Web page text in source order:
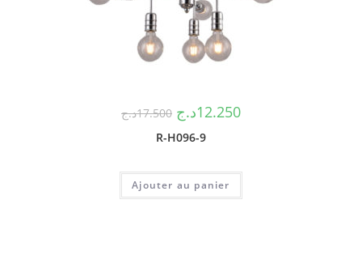
17.500د.ج 12.250د.ج
R-H096-9
Ajouter au panier